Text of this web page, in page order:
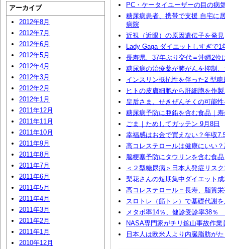
PC・ケータイユーザーの目の病
糖尿病患者、携帯で支援 自宅に
病院
近視（近眼）の原因遺伝子を発見
Lady Gaga ダイエットしすぎで
長寿県、37年ぶり交代＝沖縄2位
糖尿病の治療薬が肺がんを抑制
インスリン抵抗性を伴った2 型
ヒトの皮膚細胞から肝細胞を作
皇后さま、せきぜんそくの可能
糖尿病予防に亜鉛を含む食品｜
ごま｜ためしてガッテン 9月8日
幸福感はお金で買えない？年収
高コレステロールは健康にいい
脳梗塞予防にタウリンを含む食
＜２型糖尿病＞日本人発症リス
梨花さんの短期集中ダイエット
高コレステロール＝長寿、脂質
スロトレ（筋トレ）で基礎代謝
メタボ率14％、健診受診率38％
NASA専門家がチリ鉱山事故作
日本人は欧米人より内臓脂肪が
アーカイブ
2012年8月
2012年7月
2012年6月
2012年5月
2012年4月
2012年3月
2012年2月
2012年1月
2011年12月
2011年11月
2011年10月
2011年9月
2011年8月
2011年7月
2011年6月
2011年5月
2011年4月
2011年3月
2011年2月
2011年1月
2010年12月